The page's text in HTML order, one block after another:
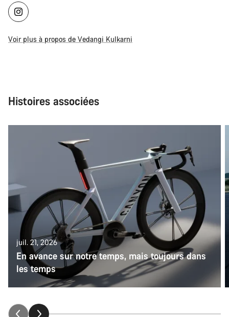
Voir plus à propos de Vedangi Kulkarni
Histoires associées
juil. 21, 2026
En avance sur notre temps, mais toujours dans
les temps